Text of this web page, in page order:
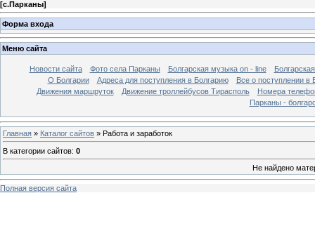
[с.Парканы]
Форма входа
Меню сайта
Новости сайта Фото села Парканы Болгарская музыка on - line
О Болгарии
Адреса для поступления в Болгарию
Все о поступлении в
Движения маршруток
Движение троллейбусов Тирасполь
Номера
Парканы -
Главная » Каталог сайтов » Работа и заработок
В категории сайтов: 0
Не найдено
Полная версия сайта